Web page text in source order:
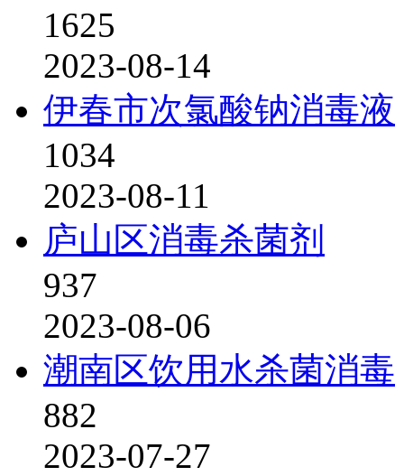
1625
2023-08-14
伊春市次氯酸钠消毒液
1034
2023-08-11
庐山区消毒杀菌剂
937
2023-08-06
潮南区饮用水杀菌消毒
882
2023-07-27